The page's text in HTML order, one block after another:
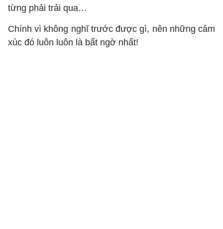
từng phải trải qua…
Chính vì không nghĩ trước được gì, nên những cảm
xúc đó luôn luôn là bất ngờ nhất!